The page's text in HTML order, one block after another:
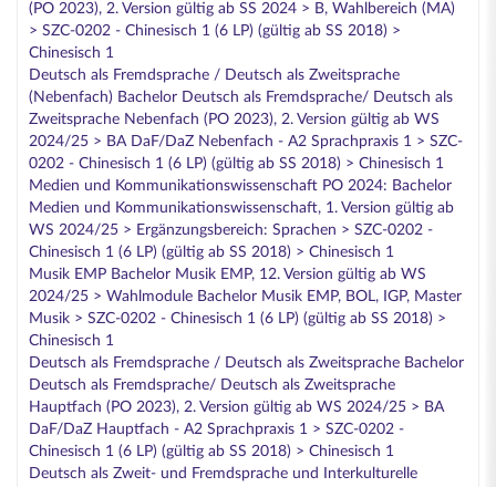
(PO 2023), 2. Version gültig ab SS 2024 > B, Wahlbereich (MA)
> SZC-0202 - Chinesisch 1 (6 LP) (gültig ab SS 2018) >
Chinesisch 1
Deutsch als Fremdsprache / Deutsch als Zweitsprache
(Nebenfach) Bachelor Deutsch als Fremdsprache/ Deutsch als
Zweitsprache Nebenfach (PO 2023), 2. Version gültig ab WS
2024/25 > BA DaF/DaZ Nebenfach - A2 Sprachpraxis 1 > SZC-
0202 - Chinesisch 1 (6 LP) (gültig ab SS 2018) > Chinesisch 1
Medien und Kommunikationswissenschaft PO 2024: Bachelor
Medien und Kommunikationswissenschaft, 1. Version gültig ab
WS 2024/25 > Ergänzungsbereich: Sprachen > SZC-0202 -
Chinesisch 1 (6 LP) (gültig ab SS 2018) > Chinesisch 1
Musik EMP Bachelor Musik EMP, 12. Version gültig ab WS
2024/25 > Wahlmodule Bachelor Musik EMP, BOL, IGP, Master
Musik > SZC-0202 - Chinesisch 1 (6 LP) (gültig ab SS 2018) >
Chinesisch 1
Deutsch als Fremdsprache / Deutsch als Zweitsprache Bachelor
Deutsch als Fremdsprache/ Deutsch als Zweitsprache
Hauptfach (PO 2023), 2. Version gültig ab WS 2024/25 > BA
DaF/DaZ Hauptfach - A2 Sprachpraxis 1 > SZC-0202 -
Chinesisch 1 (6 LP) (gültig ab SS 2018) > Chinesisch 1
Deutsch als Zweit- und Fremdsprache und Interkulturelle